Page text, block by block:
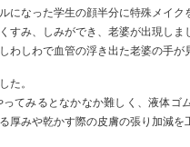
になった学生の顔半分に特殊メイク
すみ、しみができ、老婆が出現し
わしわで血管の浮き出た老婆の手が
た。
てみるとなかなか難しく、液体ゴ
厚みや乾かす際の皮膚の張り加減